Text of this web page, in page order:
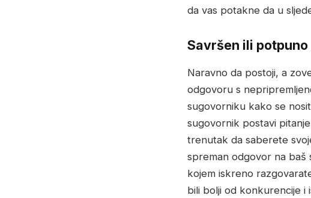
da vas potakne da u
Savršen ili
Naravno da postoji, a
odgovoru s
sugovorniku kako se
sugovornik postavi
trenutak da saberete
spreman odgovor na
kojem iskreno
bili bolji od konkurencije i